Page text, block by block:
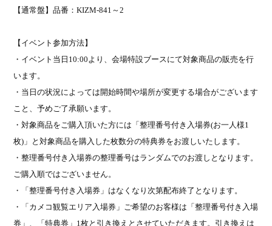
【通常盤】品番：KIZM-841 ～2
【イベント参加方法】
・イベント当日 10:00 より、会場特設ブースにて対象商品の販売を行
います。
・当日の状況によっては開始時間や場所が変更する場合がございます
こと、予めご了承願います。
・対象商品をご購入頂いた方には「整理番号付き入場券(お一人様1
枚) 」と対象商品を購入した枚数分の特典券をお渡しいたします。
・整理番号付き入場券の整理番号はランダムでのお渡しとなります。
ご購入順ではございません。
・「整理番号付き入場券」はなくなり次第配布終了となります。
・「カメコ観覧エリア入場券」ご希望のお客様は「整理番号付き入場
券」、「特典券」 1枚と引き換えとさせていただきます。引き換えは